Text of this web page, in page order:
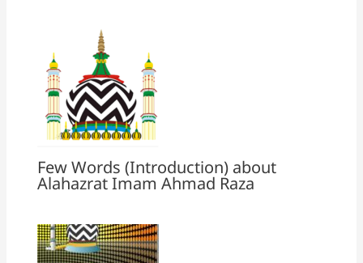
Few Words (Introduction) about
Alahazrat Imam Ahmad Raza